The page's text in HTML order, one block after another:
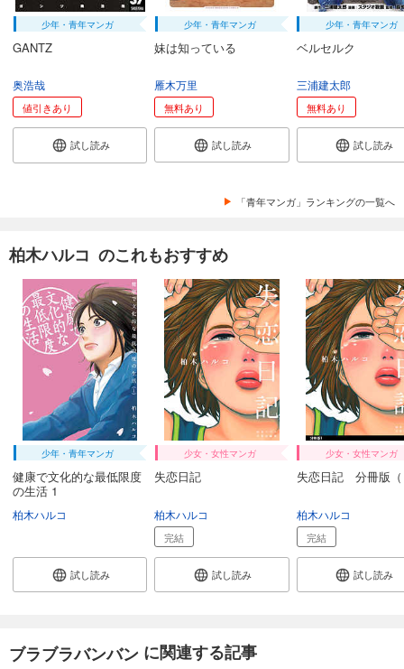
少年・青年マンガ
GANTZ
奥浩哉
値引きあり
試し読み
少年・青年マンガ
妹は知っている
雁木万里
無料あり
試し読み
少年・青年マンガ
ベルセルク
三浦建太郎
無料あり
試し読み
「青年マンガ」ランキングの一覧へ
柏木ハルコ のこれもおすすめ
少年・青年マンガ
健康で文化的な最低限度
の生活 1
柏木ハルコ
試し読み
少女・女性マンガ
失恋日記
柏木ハルコ
完結
試し読み
少女・女性マンガ
失恋日記 分冊版（
柏木ハルコ
完結
試し読み
ブラブラバンバン に関連する記事